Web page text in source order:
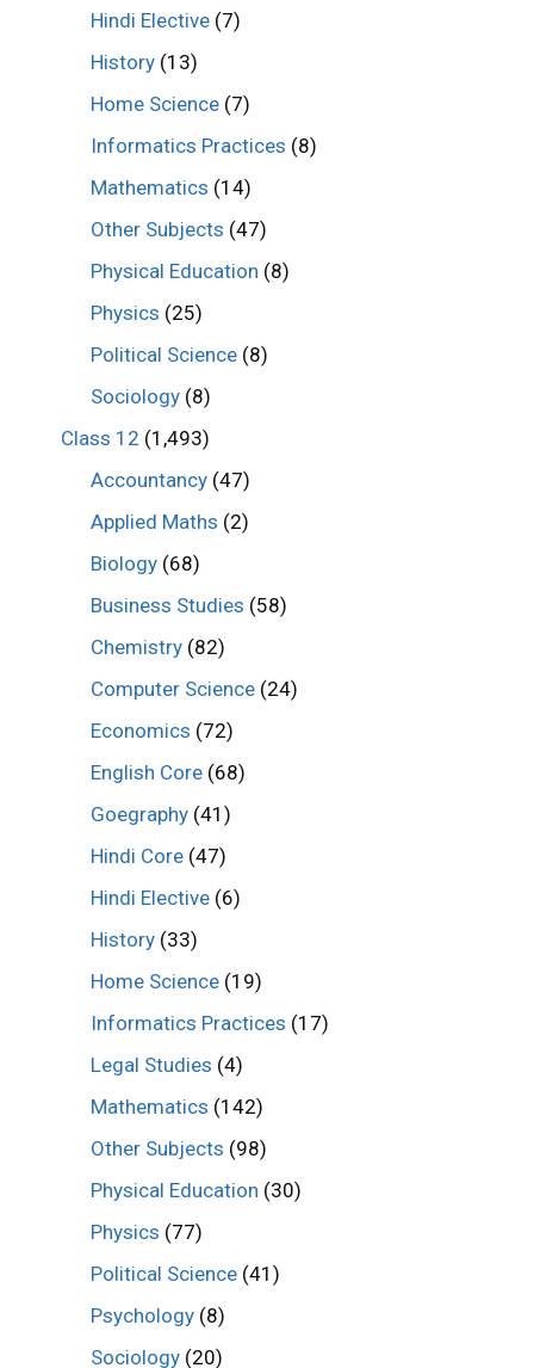
Hindi Elective (7)
History (13)
Home Science (7)
Informatics Practices (8)
Mathematics (14)
Other Subjects (47)
Physical Education (8)
Physics (25)
Political Science (8)
Sociology (8)
Class 12 (1,493)
Accountancy (47)
Applied Maths (2)
Biology (68)
Business Studies (58)
Chemistry (82)
Computer Science (24)
Economics (72)
English Core (68)
Goegraphy (41)
Hindi Core (47)
Hindi Elective (6)
History (33)
Home Science (19)
Informatics Practices (17)
Legal Studies (4)
Mathematics (142)
Other Subjects (98)
Physical Education (30)
Physics (77)
Political Science (41)
Psychology (8)
Sociology (20)